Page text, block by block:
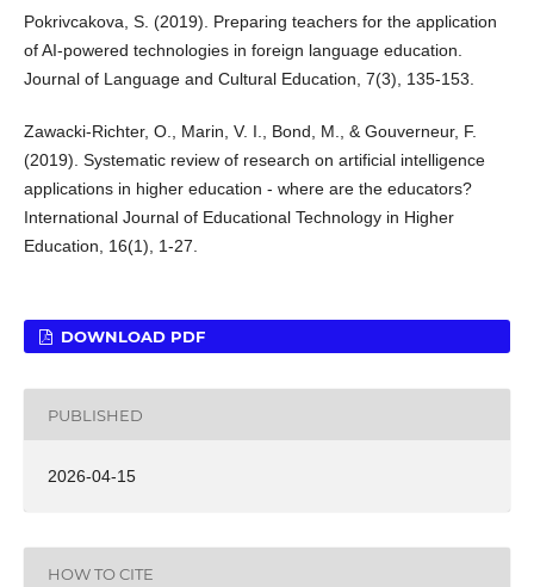
Pokrivcakova, S. (2019). Preparing teachers for the application
of AI-powered technologies in foreign language education.
Journal of Language and Cultural Education, 7(3), 135-153.
Zawacki-Richter, O., Marin, V. I., Bond, M., & Gouverneur, F.
(2019). Systematic review of research on artificial intelligence
applications in higher education - where are the educators?
International Journal of Educational Technology in Higher
Education, 16(1), 1-27.
DOWNLOAD PDF
PUBLISHED
2026-04-15
HOW TO CITE